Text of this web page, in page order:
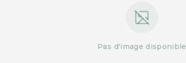
Pas d'image disponible